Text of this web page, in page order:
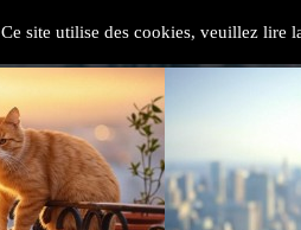
Ce site utilise des cookies, veuillez lire